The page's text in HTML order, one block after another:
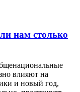
нам столько
влияют на
и новый год,